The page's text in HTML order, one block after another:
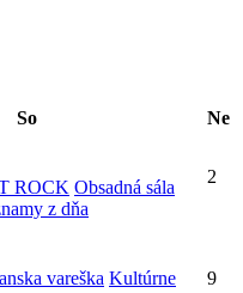
So Ne
ROCK Obsadná sála
z dňa
2
vareška Kultúrne
9